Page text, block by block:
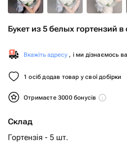
Букет из 5 белых гортензий
Вкажіть адресу , і ми дізнаємось
1 осіб додав товар у свої добірки
Отримаєте 3000 бонусів
Склад
Гортензія - 5 шт.